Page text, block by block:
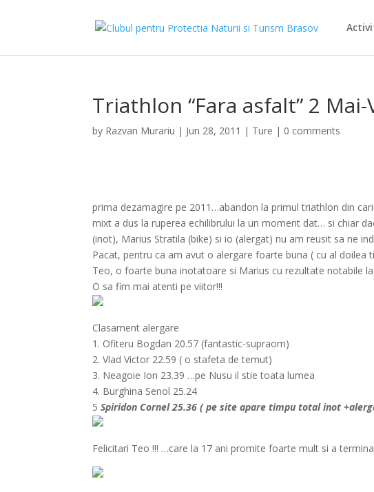
Triathlon “Fara asfalt” 2 Mai-
by Razvan Murariu | Jun 28, 2011 | Ture | 0 comments
prima dezamagire pe 2011…abandon la primul triathlon din
mixt a dus la ruperea echilibrului la un moment dat… si chiar
(inot), Marius Stratila (bike) si io (alergat) nu am reusit sa ne
Pacat, pentru ca am avut o alergare foarte buna ( cu al
Teo, o foarte buna inotatoare si Marius cu rezultate notabile
O sa fim mai atenti pe viitor!!!
Clasament alergare
1. Ofiteru Bogdan 20.57 (fantastic-supraom)
2. Vlad Victor 22.59 ( o stafeta de temut)
3. Neagoie Ion 23.39 …pe Nusu il stie toata lumea
4. Burghina Senol 25.24
5 Spiridon Cornel 25.36 ( pe site apare timpu total inot
Felicitari Teo !!! …care la 17 ani promite foarte mult si a